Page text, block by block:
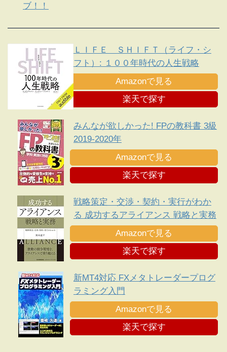
ブ！！
ＬＩＦＥ ＳＨＩＦＴ（ライフ・シ
フト）: １００年時代の人生戦略
Amazonで見る
楽天で探す
みんなが欲しかった! FPの教科書 3級
2019-2020年
Amazonで見る
楽天で探す
戦略策定・交渉・契約・実行がわか
る 成功するアライアンス 戦略と実務
Amazonで見る
楽天で探す
新MT4対応 FXメタトレーダープログ
ラミング入門
Amazonで見る
楽天で探す